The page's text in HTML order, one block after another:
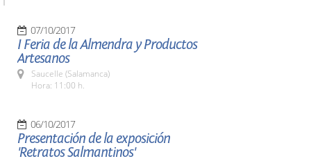
07/10/2017
I Feria de la Almendra y Productos
Artesanos
Saucelle (Salamanca)
Hora: 11:00 h.
06/10/2017
Presentación de la exposición
'Retratos Salmantinos'